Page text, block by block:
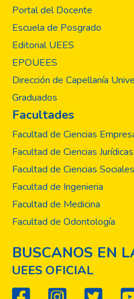
Posgrado de
El
garantiza la
científico
las más
y el
solventar las
sectores.
En el
Escuela de
los
Salvador,
relacionadas
COVID-19;
Portal del Docente
Escuela de Posgrado
Editorial UEES
EPOUEES
Dirección de Capellanía
Graduados
Facultades
Facultad de Ciencias
Facultad de Ciencias Jurídicas
Facultad de Ciencias Sociales
Facultad de Ingenieria
Facultad de Medicina
Facultad de Odontología
BUSCANOS EN
UEES OFICIAL